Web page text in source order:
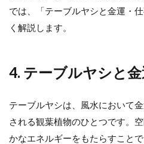
では、「テーブルヤシと金運・
く解説します。
4. テーブルヤシと
テーブルヤシは、風水において
される観葉植物のひとつです。
かなエネルギーをもたらすこと